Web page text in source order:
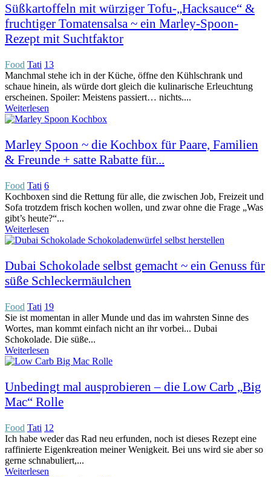
Süßkartoffeln mit würziger Tofu-„Hacksauce“ &
fruchtiger Tomatensalsa ~ ein Marley-Spoon-
Rezept mit Suchtfaktor
Food Tati 13
Manchmal stehe ich in der Küche, öffne den Kühlschrank und
schaue hinein, als würde dort gleich die kulinarische Erleuchtung
erscheinen. Spoiler: Meistens passiert… nichts....
Weiterlesen
Marley Spoon ~ die Kochbox für Paare, Familien
& Freunde + satte Rabatte für...
Food Tati 6
Kochboxen sind die Rettung für alle, die zwischen Job, Freizeit und
Sofa trotzdem frisch kochen wollen, und zwar ohne die Frage „Was
gibt’s heute?“...
Weiterlesen
Dubai Schokolade selbst gemacht ~ ein Genuss für
süße Schleckermäulchen
Food Tati 19
Sie ist momentan in aller Munde und das im wahrsten Sinne des
Wortes, man kommt einfach nicht an ihr vorbei... Dubai
Schokolade. Die süße...
Weiterlesen
Unbedingt mal ausprobieren – die Low Carb „Big
Mac“ Rolle
Food Tati 12
Ich habe weder das Rad neu erfunden, noch ist dieses Rezept eine
raffinierte Eigenkreation meiner Wenigkeit. Bei uns wird sie aber so
gerne schnabuliert,...
Weiterlesen